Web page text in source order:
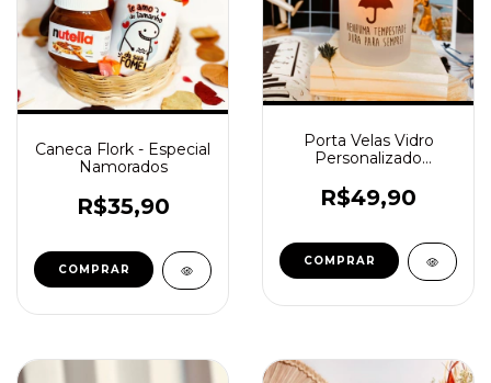
Caneca Flork - Especial
Namorados
R$35,90
COMPRAR
Porta Velas Vidro
Personalizado
Aromática)
R$49,90